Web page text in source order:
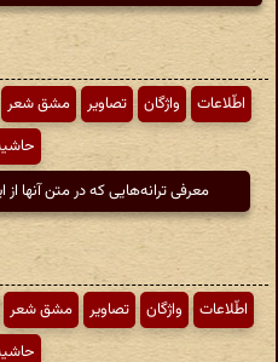
اطّلاعات واژگان تصاویر مشق شعر
معرفی ترانه‌هایی که در متن آنها
اطّلاعات واژگان تصاویر مشق شعر